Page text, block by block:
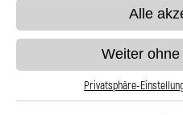
Robust &
langlebig
Alle
Weiter
Privatsphäre-